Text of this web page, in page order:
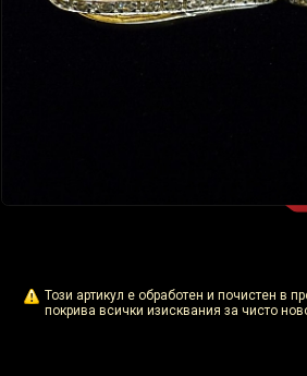
Този артикул е обработен и почистен в
покрива всички изисквания за чисто